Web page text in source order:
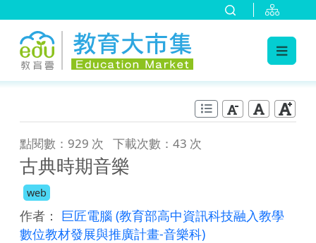
點閱數：929 次 下載次數：43 次
古典時期音樂
web
作者： 巨匠電腦 (教育部高中資訊科技融入教學
數位教材發展與推廣計畫-音樂科)